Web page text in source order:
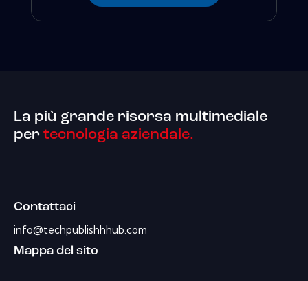
La più grande risorsa multimediale
per tecnologia aziendale.
Contattaci
info@techpublishhhub.com
Mappa del sito